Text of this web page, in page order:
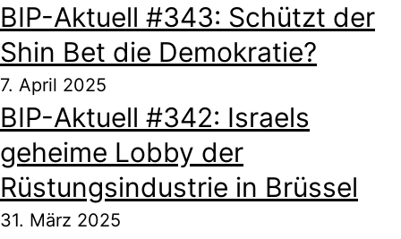
BIP-Aktuell #343: Schützt der
Shin Bet die Demokratie?
7. April 2025
BIP-Aktuell #342: Israels
geheime Lobby der
Rüstungsindustrie in Brüssel
31. März 2025